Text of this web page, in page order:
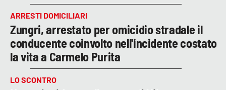
ARRESTI DOMICILIARI
Zungri, arrestato per omicidio stradale il
conducente coinvolto nell'incidente costato
la vita a Carmelo Purita
LO SCONTRO